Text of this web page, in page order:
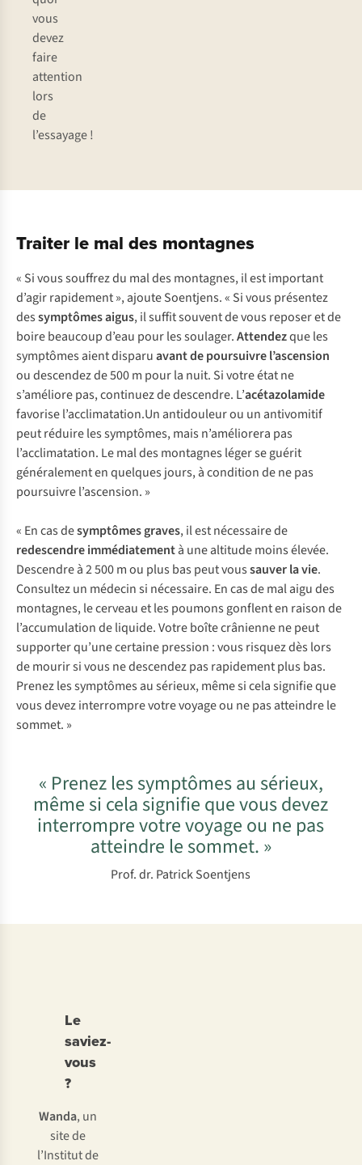
vous
devez
faire
attention
lors
de
l’essayage !
Traiter le mal des montagnes
« Si vous souffrez du mal des montagnes, il est important
d’agir rapidement », ajoute Soentjens. « Si vous présentez
dessymptômes aigus, il suffit souvent de vous reposer et de
boire beaucoup d’eau pour les soulager.Attendezque les
symptômes aient disparuavant de poursuivre l’ascension
ou descendez de 500 m pour la nuit. Si votre état ne
s’améliore pas, continuez de descendre. L’acétazolamide
favorise l’acclimatation.Un antidouleur ou un antivomitif
peut réduire les symptômes, mais n’améliorera pas
l’acclimatation. Le mal des montagnes léger se guérit
généralement en quelques jours, à condition de ne pas
poursuivre l’ascension. »
« En cas desymptômes graves, il est nécessaire de
redescendre immédiatementà une altitude moins élevée.
Descendre à 2 500 m ou plus bas peut voussauver la vie.
Consultez un médecin si nécessaire. En cas de mal aigu des
montagnes, le cerveau et les poumons gonflent en raison de
l’accumulation de liquide. Votre boîte crânienne ne peut
supporter qu’une certaine pression : vous risquez dès lors
de mourir si vous ne descendez pas rapidement plus bas.
Prenez les symptômes au sérieux, même si cela signifie que
vous devez interrompre votre voyage ou ne pas atteindre le
sommet. »
« Prenez les symptômes au sérieux,
même si cela signifie que vous devez
interrompre votre voyage ou ne pas
atteindre le sommet. »
Prof. dr. Patrick Soentjens
Le
saviez-
vous
?
Wanda, un
site de
l’Institut de